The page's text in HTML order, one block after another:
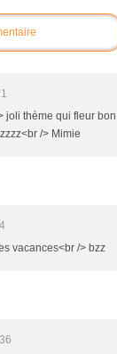
joli thème qui fleur
/> Mimie
vacances<br /> bzz